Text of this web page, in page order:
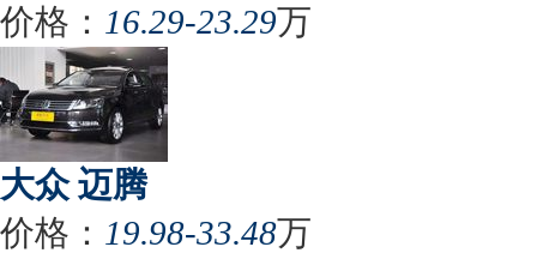
价格： 16.29-23.29万
大众 迈腾
价格： 19.98-33.48万